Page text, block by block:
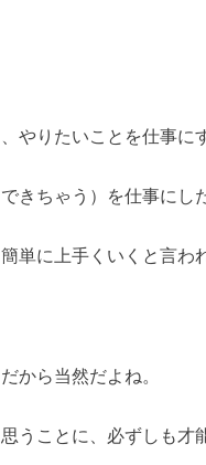
やりたいことを仕事に
きちゃう）を仕事にし
単に上手くいくと言わ
から当然だよね。
うことに、必ずしも才